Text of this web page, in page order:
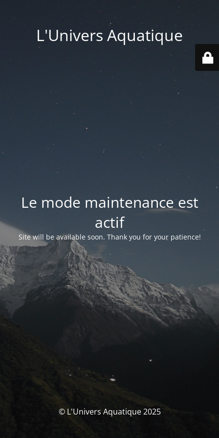
L'Univers Aquatique
Le mode maintenance est
actif
Site will be available soon. Thank you for your patience!
© L'Univers Aquatique 2025